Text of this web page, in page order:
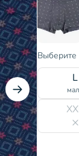
Выберите
L